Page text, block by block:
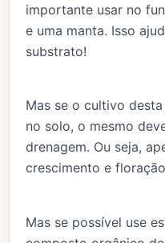
importante usar no
e uma manta. Isso
substrato!
Mas se o cultivo
no solo, o mesmo
drenagem. Ou seja,
crescimento e
Mas se possível use